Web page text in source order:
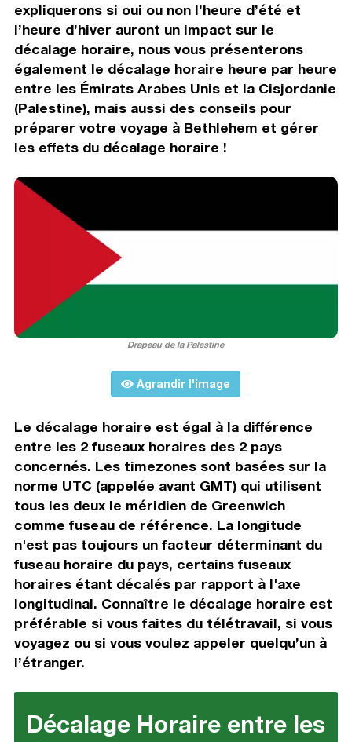
expliquerons si oui ou non l’heure d’été et
l’heure d’hiver auront un impact sur le
décalage horaire, nous vous présenterons
également le décalage horaire heure par heure
entre les Émirats Arabes Unis et la Cisjordanie
(Palestine), mais aussi des conseils pour
préparer votre voyage à Bethlehem et gérer
les effets du décalage horaire !
Drapeau de la Palestine
Agrandir l'image
Le décalage horaire est égal à la différence
entre les 2 fuseaux horaires des 2 pays
concernés. Les timezones sont basées sur la
norme UTC (appelée avant GMT) qui utilisent
tous les deux le méridien de Greenwich
comme fuseau de référence. La longitude
n'est pas toujours un facteur déterminant du
fuseau horaire du pays, certains fuseaux
horaires étant décalés par rapport à l'axe
longitudinal. Connaître le décalage horaire est
préférable si vous faites du télétravail, si vous
voyagez ou si vous voulez appeler quelqu’un à
l’étranger.
Décalage Horaire entre les